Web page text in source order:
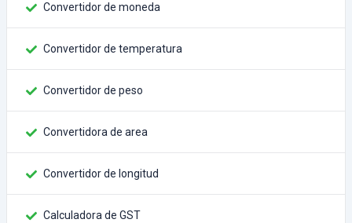
Convertidor de moneda
Convertidor de temperatura
Convertidor de peso
Convertidora de area
Convertidor de longitud
Calculadora de GST